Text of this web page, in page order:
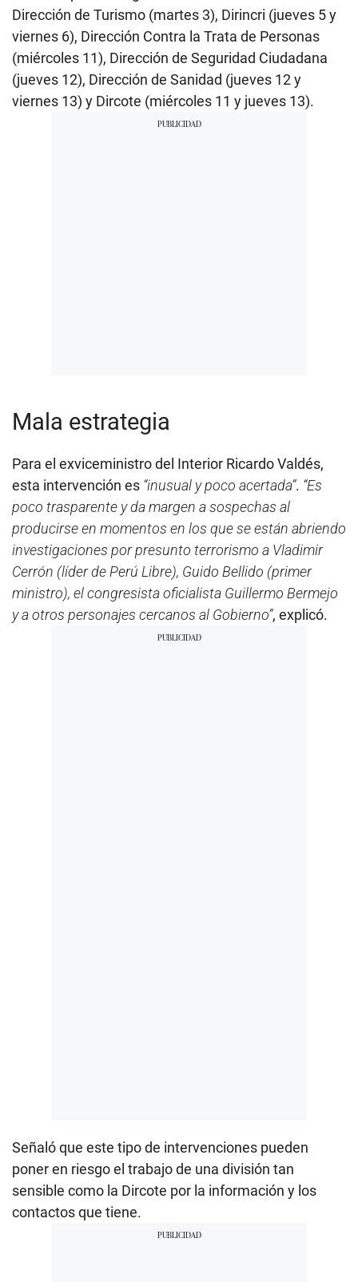
Dirección de Turismo (martes 3), Dirincri (jueves 5 y
viernes 6), Dirección Contra la Trata de Personas
(miércoles 11), Dirección de Seguridad Ciudadana
(jueves 12), Dirección de Sanidad (jueves 12 y
viernes 13) y Dircote (miércoles 11 y jueves 13).
Mala estrategia
Para el exviceministro del Interior Ricardo Valdés,
esta intervención es “inusual y poco acertada”. “Es
poco trasparente y da margen a sospechas al
producirse en momentos en los que se están abriendo
investigaciones por presunto terrorismo a Vladimir
Cerrón (líder de Perú Libre), Guido Bellido (primer
ministro), el congresista oficialista Guillermo Bermejo
y a otros personajes cercanos al Gobierno”, explicó.
Señaló que este tipo de intervenciones pueden
poner en riesgo el trabajo de una división tan
sensible como la Dircote por la información y los
contactos que tiene.